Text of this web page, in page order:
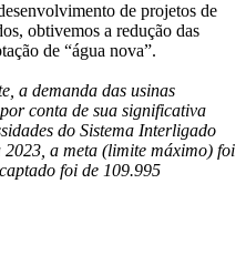
de projetos de
obtivemos a redução das
de “água nova”.
a demanda das usinas
conta de sua significativa
do Sistema Interligado
a meta (limite máximo) foi
foi de 109.995